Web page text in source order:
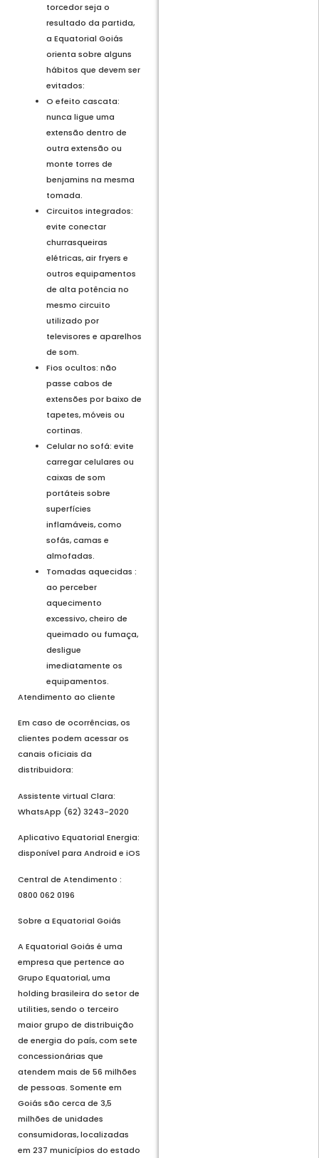
torcedor seja o
resultado da partida,
a Equatorial Goiás
orienta sobre alguns
hábitos que devem ser
evitados:
O efeito cascata:
nunca ligue uma
extensão dentro de
outra extensão ou
monte torres de
benjamins na mesma
tomada.
Circuitos integrados:
evite conectar
churrasqueiras
elétricas, air fryers e
outros equipamentos
de alta potência no
mesmo circuito
utilizado por
televisores e aparelhos
de som.
Fios ocultos: não
passe cabos de
extensões por baixo de
tapetes, móveis ou
cortinas.
Celular no sofá: evite
carregar celulares ou
caixas de som
portáteis sobre
superfícies
inflamáveis, como
sofás, camas e
almofadas.
Tomadas aquecidas :
ao perceber
aquecimento
excessivo, cheiro de
queimado ou fumaça,
desligue
imediatamente os
equipamentos.
Atendimento ao cliente
Em caso de ocorrências, os
clientes podem acessar os
canais oficiais da
distribuidora:
Assistente virtual Clara:
WhatsApp (62) 3243-2020
Aplicativo Equatorial Energia:
disponível para Android e iOS
Central de Atendimento :
0800 062 0196
Sobre a Equatorial Goiás
A Equatorial Goiás é uma
empresa que pertence ao
Grupo Equatorial, uma
holding brasileira do setor de
utilities, sendo o terceiro
maior grupo de distribuição
de energia do país, com sete
concessionárias que
atendem mais de 56 milhões
de pessoas. Somente em
Goiás são cerca de 3,5
milhões de unidades
consumidoras, localizadas
em 237 municípios do estado